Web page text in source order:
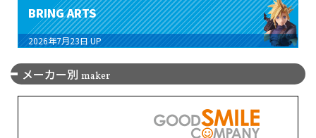
BRING ARTS
2026年7月23日 UP
メーカー別 maker